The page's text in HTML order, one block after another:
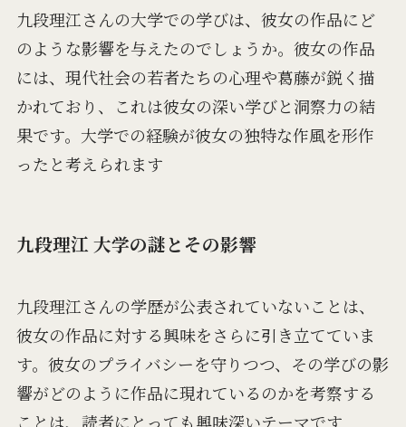
九段理江さんの大学での学びは、彼女の作品にど
のような影響を与えたのでしょうか。彼女の作品
には、現代社会の若者たちの心理や葛藤が鋭く描
かれており、これは彼女の深い学びと洞察力の結
果です。大学での経験が彼女の独特な作風を形作
ったと考えられます​
九段理江 大学の謎とその影響
九段理江さんの学歴が公表されていないことは、
彼女の作品に対する興味をさらに引き立てていま
す。彼女のプライバシーを守りつつ、その学びの影
響がどのように作品に現れているのかを考察する
ことは、読者にとっても興味深いテーマです​